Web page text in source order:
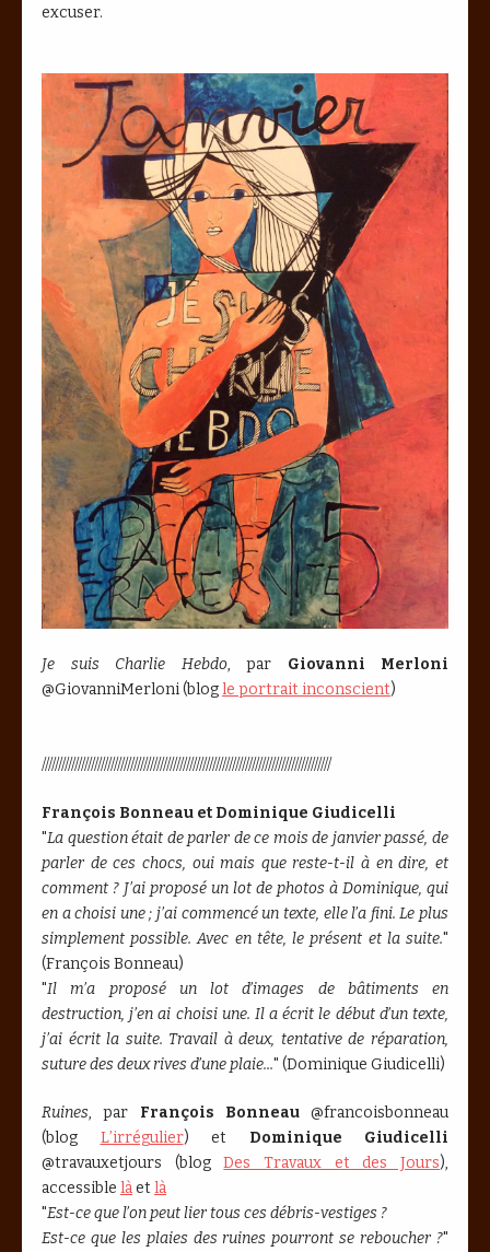
excuser.
Je suis Charlie Hebdo, par Giovanni Merloni
@GiovanniMerloni (blogle portrait inconscient)
////////////////////////////////////////////////////////////////////////////////////////
François Bonneau et Dominique Giudicelli
"La question était de parler de ce mois de janvier passé, de
parler de ces chocs, oui mais que reste-t-il à en dire, et
comment ? J’ai proposé un lot de photos à Dominique, qui
en a choisi une ; j’ai commencé un texte, elle l’a fini. Le plus
simplement possible. Avec en tête, le présent et la suite."
(François Bonneau)
"Il m’a proposé un lot d’images de bâtiments en
destruction, j’en ai choisi une. Il a écrit le début d’un texte,
j’ai écrit la suite. Travail à deux, tentative de réparation,
suture des deux rives d’une plaie..." (Dominique Giudicelli)
Ruines, par François Bonneau@francoisbonneau
(blog L’irrégulier) et Dominique Giudicelli
@travauxetjours (blogDes Travaux et des Jours),
accessible làetlà
"Est-ce que l’on peut lier tous ces débris-vestiges ?
Est-ce que les plaies des ruines pourront se reboucher ?"